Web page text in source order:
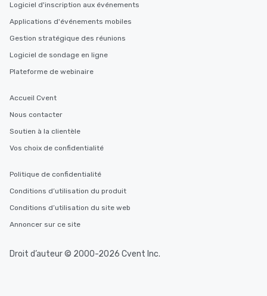
Logiciel d'inscription aux événements
Applications d'événements mobiles
Gestion stratégique des réunions
Logiciel de sondage en ligne
Plateforme de webinaire
Accueil Cvent
Nous contacter
Soutien à la clientèle
Vos choix de confidentialité
Politique de confidentialité
Conditions d’utilisation du produit
Conditions d’utilisation du site web
Annoncer sur ce site
Droit d’auteur © 2000-2026 Cvent Inc.